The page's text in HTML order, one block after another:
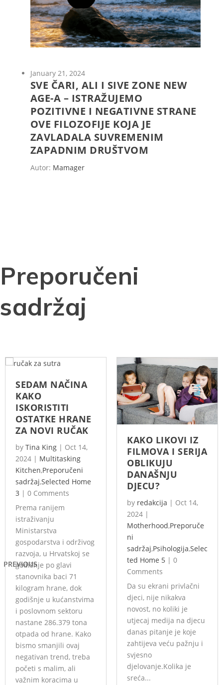
January 21, 2024
SVE ČARI, ALI I SIVE ZONE NEW
AGE-A – ISTRAŽUJEMO
POZITIVNE I NEGATIVNE STRANE
OVE FILOZOFIJE KOJA JE
ZAVLADALA SUVREMENIM
ZAPADNIM DRUŠTVOM
Autor: Mamager
Preporučeni
sadržaj
PREVIOUS
SEDAM NAČINA
KAKO
ISKORISTITI
OSTATKE HRANE
ZA NOVI RUČAK
by Tina King | Oct 14,
2024 | Multitasking
Kitchen,Preporučeni
sadržaj,Selected Home
3 | 0 Comments
Prema ranijem
istraživanju
Ministarstva
gospodarstva i održivog
razvoja, u Hrvatskoj se
godišnje po glavi
stanovnika baci 71
kilogram hrane, dok
godišnje u kućanstvima
i poslovnom sektoru
nastane 286.379 tona
otpada od hrane. Kako
bismo smanjili ovaj
negativan trend, treba
početi s malim, ali
važnim koracima u
KAKO LIKOVI IZ
FILMOVA I SERIJA
OBLIKUJU
DANAŠNJU
DJECU?
by redakcija | Oct 14,
2024 |
Motherhood,Preporuče
ni
sadržaj,Psihologija,Selec
ted Home 5 | 0
Comments
Da su ekrani privlačni
djeci, nije nikakva
novost, no koliki je
utjecaj medija na djecu
danas pitanje je koje
zahtijeva veću pažnju i
svjesno
djelovanje.Kolika je
sreća...